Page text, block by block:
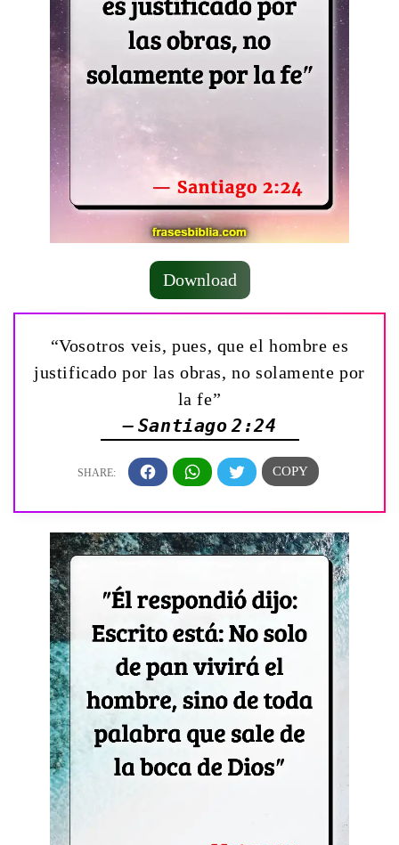
Download
“Vosotros veis, pues, que el hombre es
justificado por las obras, no solamente por
la fe”
— Santiago 2:24